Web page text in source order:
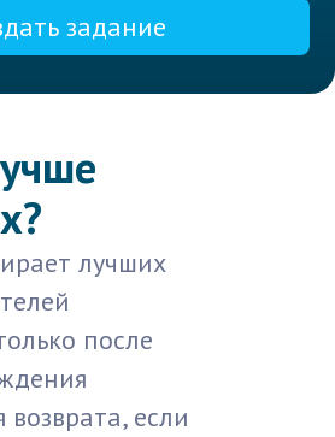
задание
лучших
после
возврата, если